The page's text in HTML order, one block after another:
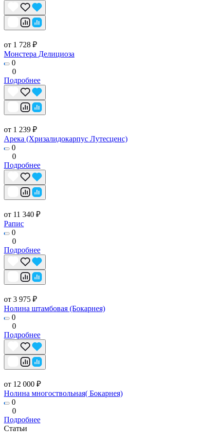
от 1 728 ₽
Монстера Делициоза
0
0
Подробнее
от 1 239 ₽
Арека (Хризалидокарпус Лутесценс)
0
0
Подробнее
от 11 340 ₽
Рапис
0
0
Подробнее
от 3 975 ₽
Нолина штамбовая (Бокарнея)
0
0
Подробнее
от 12 000 ₽
Нолина многоствольная( Бокарнея)
0
0
Подробнее
Статьи